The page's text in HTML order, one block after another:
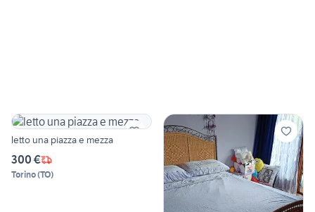
letto una piazza e mezza
300 €
Torino(TO)